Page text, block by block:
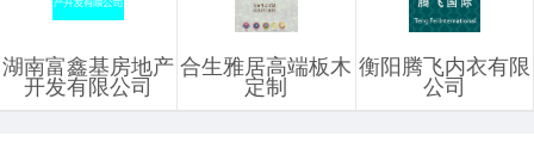
湖南富鑫基房地产
开发有限公司
合生雅居高端板木
定制
衡阳腾飞内衣有限
公司